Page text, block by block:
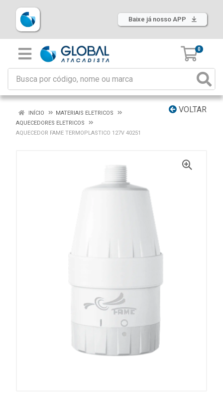
Baixe já nosso APP
0
VOLTAR
INÍCIO
MATERIAIS ELETRICOS
AQUECEDORES ELETRICOS
AQUECEDOR FAME TERMOPLASTICO 127V 40251